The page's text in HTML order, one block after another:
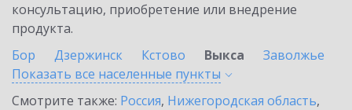
консультацию, приобретение или внедрение
продукта.
Бор
Дзержинск Кстово Выкса
Заволжье
Показать все населенные пункты
Смотрите также: Россия, Нижегородская область,